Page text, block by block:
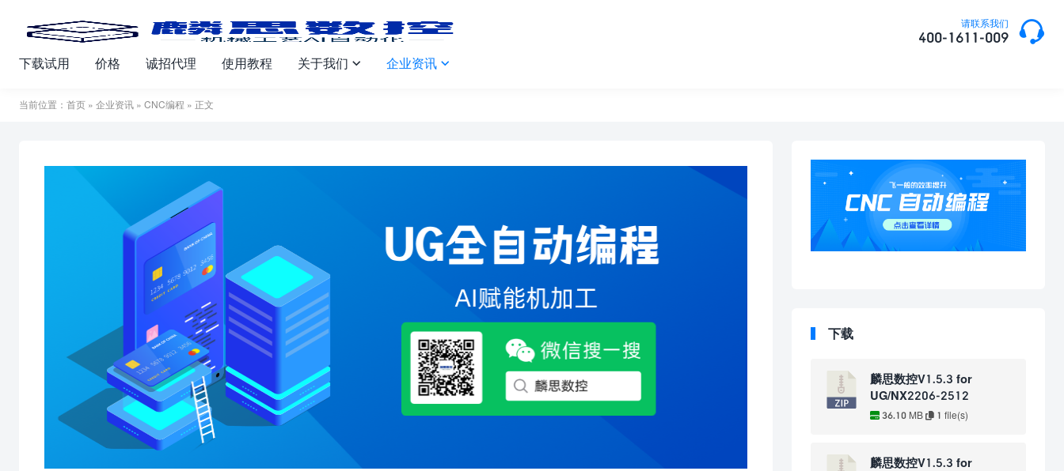
请联系我们
400-1611-009 
下载试用 价格 诚招代理 使用教程 关于我们  企业资讯 
当前位置： 首页 » 企业资讯 » CNC编程 » 正文
下载
麟思数控V1.5.3 for
UG/NX2206-2512
36.10 MB 1 file(s)
麟思数控V1.5.3 for